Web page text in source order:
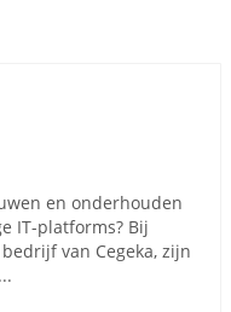
en onderhouden
IT-platforms? Bij
van Cegeka, zijn